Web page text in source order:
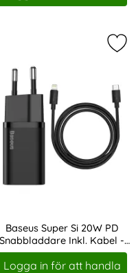
Cafule 2m 60W
Baseus Super Si 20W PD
Snabbladdare Inkl. Kabel -
Svart
nr 19389
Logga in för att handla